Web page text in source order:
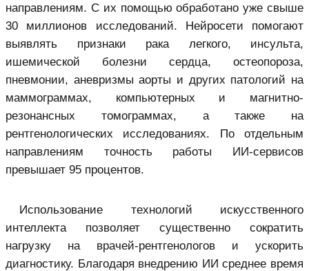
направлениям. С их помощью обработано уже свыше
30 миллионов исследований. Нейросети помогают
выявлять признаки рака легкого, инсульта,
ишемической болезни сердца, остеопороза,
пневмонии, аневризмы аорты и других патологий на
маммограммах, компьютерных и магнитно-
резонансных томограммах, а также на
рентгенологических исследованиях. По отдельным
направлениям точность работы ИИ-сервисов
превышает 95 процентов.
Использование технологий искусственного
интеллекта позволяет существенно сократить
нагрузку на врачей-рентгенологов и ускорить
диагностику. Благодаря внедрению ИИ среднее время